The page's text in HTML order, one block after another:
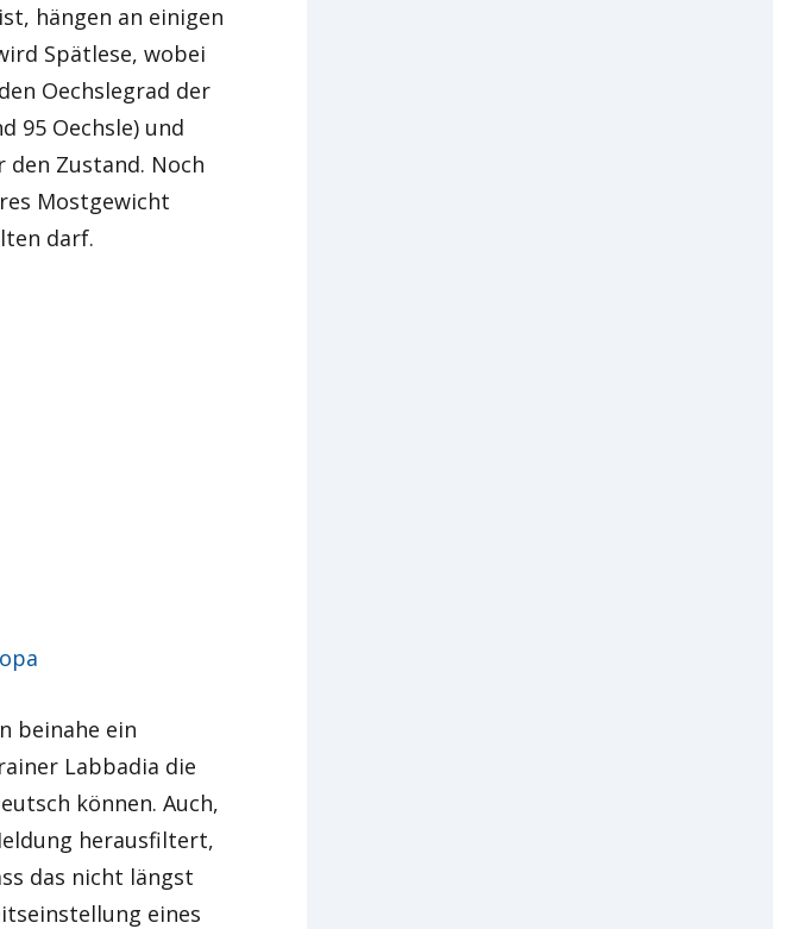
hängen an einigen
Spätlese, wobei
Oechslegrad der
95 Oechsle) und
Zustand. Noch
Mostgewicht
darf.
Autor
opa
beinahe ein
Labbadia die
können. Auch,
herausfiltert,
das nicht längst
eines